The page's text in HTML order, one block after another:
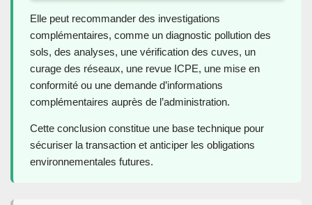
Elle peut recommander des investigations
complémentaires, comme un diagnostic pollution des
sols, des analyses, une vérification des cuves, un
curage des réseaux, une revue ICPE, une mise en
conformité ou une demande d’informations
complémentaires auprès de l’administration.
Cette conclusion constitue une base technique pour
sécuriser la transaction et anticiper les obligations
environnementales futures.